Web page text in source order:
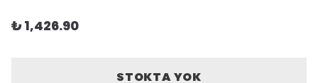
₺ 1,426.90
STOKTA YOK